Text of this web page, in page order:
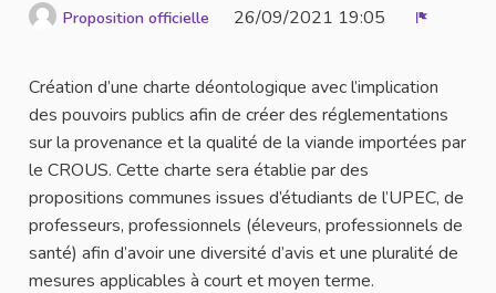
Proposition officielle 26/09/2021 19:05
Création d’une charte déontologique avec l’implication
des pouvoirs publics afin de créer des réglementations
sur la provenance et la qualité de la viande importées par
le CROUS. Cette charte sera établie par des
propositions communes issues d’étudiants de l’UPEC, de
professeurs, professionnels (éleveurs, professionnels de
santé) afin d’avoir une diversité d’avis et une pluralité de
mesures applicables à court et moyen terme.